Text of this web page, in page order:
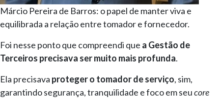
Márcio Pereira de Barros: o papel de manter viva e
equilibrada a relação entre tomador e fornecedor.
Foi nesse ponto que compreendi que a Gestão de
Terceiros precisava ser muito mais profunda.
Ela precisava proteger o tomador de serviço, sim,
garantindo segurança, tranquilidade e foco em seucore